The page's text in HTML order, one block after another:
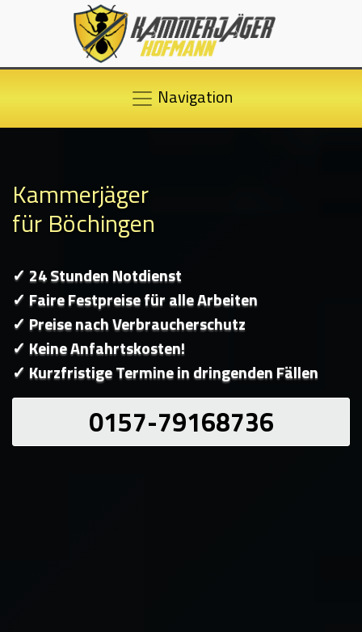
Navigation
Kammerjäger
für Böchingen
✓ 24 Stunden Notdienst
✓ Faire Festpreise für alle Arbeiten
✓ Preise nach Verbraucherschutz
✓ Keine Anfahrtskosten!
✓ Kurzfristige Termine in dringenden Fällen
0157-79168736